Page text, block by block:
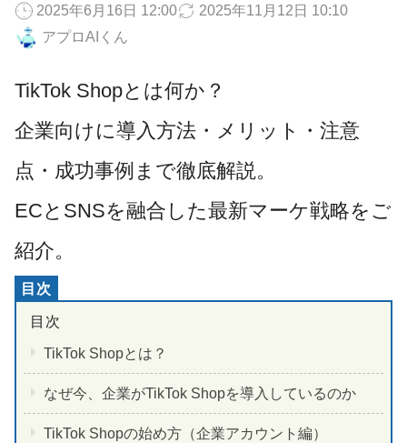
2025年6月16日 12:00
2025年11月12日 10:10
アプロAIくん
TikTok Shopとは何か？
企業向けに導入方法・メリット・注意
点・成功事例まで徹底解説。
ECとSNSを融合した最新マーケ戦略をご
紹介。
TikTok Shopとは？
なぜ今、企業がTikTok Shopを導入しているのか
TikTok Shopの始め方（企業アカウント編）